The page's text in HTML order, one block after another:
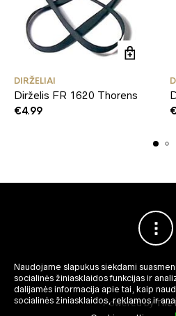
DIRŽELIAI
Dirželis FR 1620 Thorens
€4.99
Powered byThe
Naudojame slapukus siekdami
socialinės žiniasklaidos funkcijas ir
dalijamės informacija apie tai, kaip
socialinės žiniasklaidos, reklamos ir